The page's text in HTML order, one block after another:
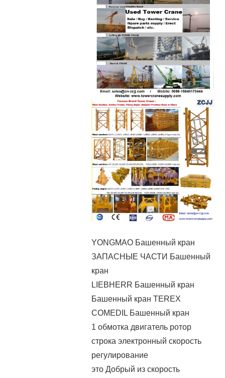
YONGMAO Башенный кран
ЗАПАСНЫЕ ЧАСТИ Башенный
кран
LIEBHERR Башенный кран
Башенный кран TEREX
COMEDIL Башенный кран
1 обмотка двигатель ротор
строка электронный скорость
регулирование
это Добрый из скорость